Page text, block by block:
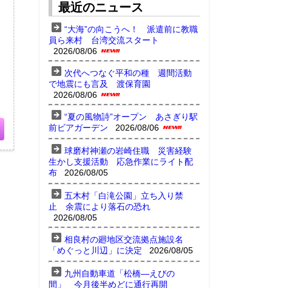
最近のニュース
“大海”の向こうへ！ 派遣前に教職
員ら来村 台湾交流スタート
2026/08/06
次代へつなぐ平和の種 週間活動
で地震にも言及 渡保育園
2026/08/06
“夏の風物詩”オープン あさぎり駅
前ビアガーデン 2026/08/06
球磨村神瀬の岩崎住職 災害経験
生かし支援活動 応急作業にライト配
布2026/08/05
五木村「白滝公園」立ち入り禁
止 余震により落石の恐れ
2026/08/05
相良村の廻地区交流拠点施設名
「めぐっと川辺」に決定 2026/08/05
九州自動車道「松橋―えびの
間」 今月後半めどに通行再開